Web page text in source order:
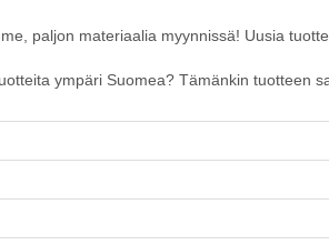
paljon materiaalia myynnissä! Uusia
ympäri Suomea? Tämänkin tuotteen